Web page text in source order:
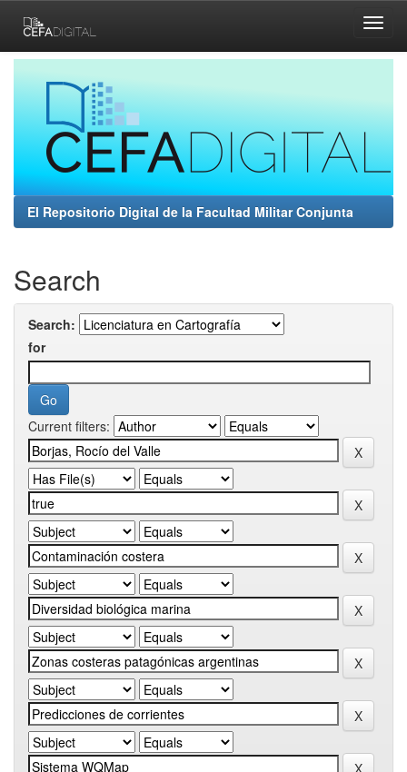
navigation
El Repositorio Digital de la Facultad Militar Conjunta
Search
Search:
for
Current filters: